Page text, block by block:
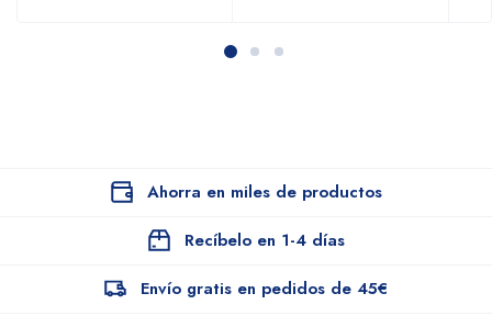
Ahorra en miles de productos
Recíbelo en 1-4 días
Envío gratis en pedidos de 45€